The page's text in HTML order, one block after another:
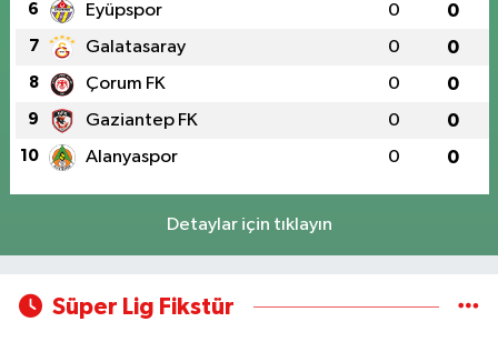
6 Eyüpspor 0 0
7 Galatasaray 0 0
8 Çorum FK 0 0
9 Gaziantep FK 0 0
10 Alanyaspor 0 0
Detaylar için tıklayın
Süper Lig Fikstür